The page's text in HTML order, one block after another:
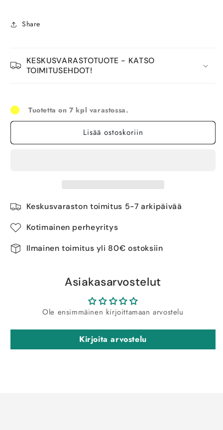
Share
KESKUSVARASTOTUOTE - KATSO
TOIMITUSEHDOT!
Tuotetta on 7 kpl varastossa.
Lisää ostoskoriin
Keskusvaraston toimitus 5-7 arkipäivää
Kotimainen perheyritys
Ilmainen toimitus yli 80€ ostoksiin
Asiakasarvostelut
Ole ensimmäinen kirjoittamaan arvostelu
Kirjoita arvostelu